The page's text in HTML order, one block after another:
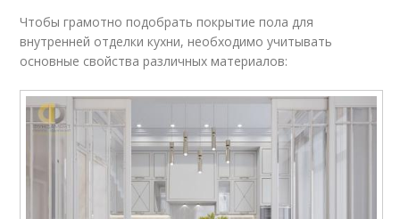
Чтобы грамотно подобрать покрытие пола для
внутренней отделки кухни, необходимо учитывать
основные свойства различных материалов: